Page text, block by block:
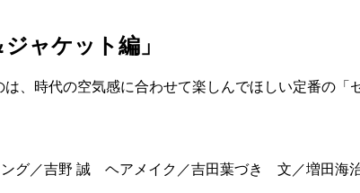
ャケット編」
、時代の空気感に合わせて楽しんでほしい定番の
グ／吉野 誠 ヘアメイク／吉田葉づき 文／増田海